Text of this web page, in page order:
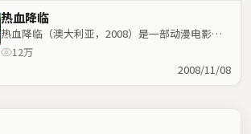
热血降临
热血降临（澳大利亚，2008）是一部动漫电影，
张艺谋执导，张子枫、章子怡等主演；动漫元素与
12万
2008/11/08